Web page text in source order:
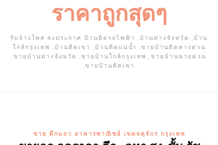
ราคาถูกสุดๆ
รับจ้างโพส ลงประกาศ บ้านติดรถไฟฟ้า ,บ้านต่างจังหวัด ,บ้าน
ใกล้กรุงเทพ ,บ้านติดเขา ,บ้านติดแม่น้ำ ,ขายบ้านติดทางด่วน
,ขายบ้านต่างจังหวัด ,ขายบ้านใกล้กรุงเทพ ,ขายบ้านขายด่วน
,ขายบ้านติดเขา
ขาย ตึกแถว อาคารพาณิชย์ เขตจตุจักร กรุงเทพ